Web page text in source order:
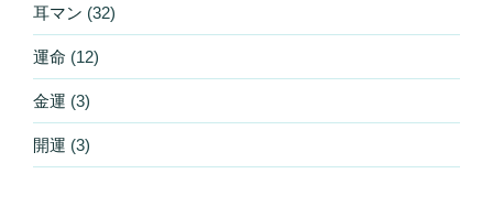
耳マン (32)
運命 (12)
金運 (3)
開運 (3)